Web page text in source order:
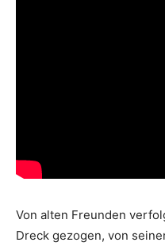
Von alten Freunden
Dreck gezogen, von